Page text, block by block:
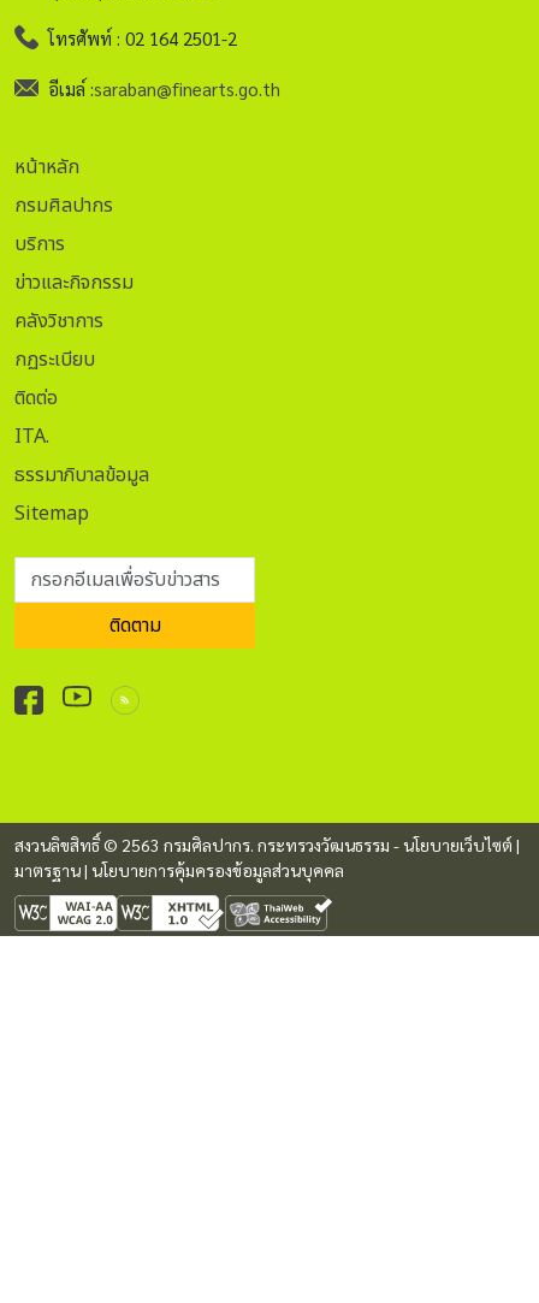
โทรศัพท์ : 02 164 2501-2
อีเมล์ :saraban@finearts.go.th
หน้าหลัก
กรมศิลปากร
บริการ
ข่าวและกิจกรรม
คลังวิชาการ
กฏระเบียบ
ติดต่อ
ITA.
ธรรมาภิบาลข้อมูล
Sitemap
กรอกอีเมลเพื่อรับข่าวสาร
ติดตาม
สงวนลิขสิทธิ์ © 2563 กรมศิลปากร. กระทรวงวัฒนธรรม -นโยบายเว็บไซต์ |
มาตรฐาน| นโยบายการคุ้มครองข้อมูลส่วนบุคคล